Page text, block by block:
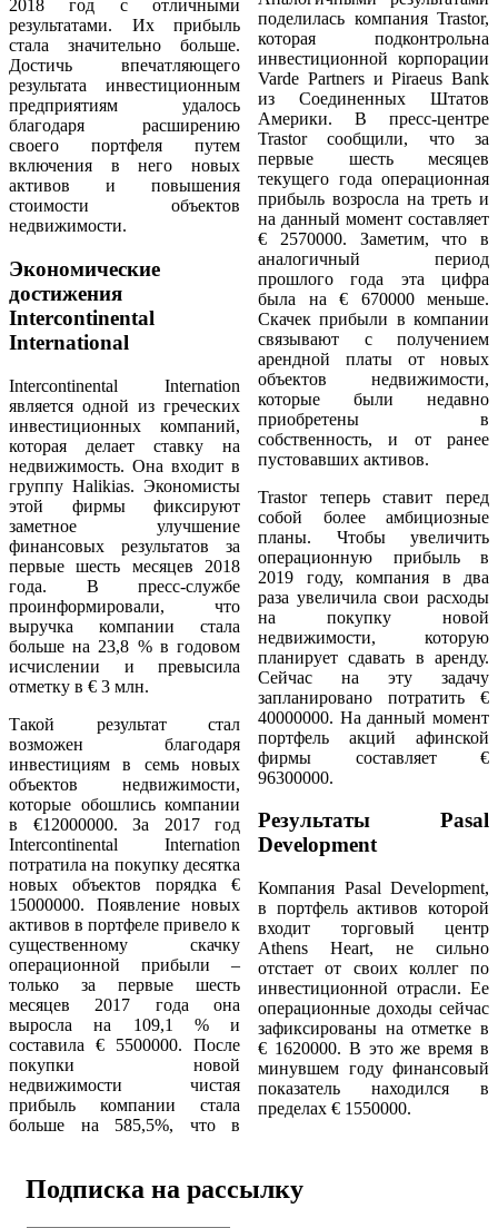
2018 год с отличными
результатами. Их прибыль
стала значительно больше.
Достичь впечатляющего
результата инвестиционным
предприятиям удалось
благодаря расширению
своего портфеля путем
включения в него новых
активов и повышения
стоимости объектов
недвижимости.
Экономические
достижения
Intercontinental
International
Intercontinental Internation
является одной из греческих
инвестиционных компаний,
которая делает ставку на
недвижимость. Она входит в
группу Halikias. Экономисты
этой фирмы фиксируют
заметное улучшение
финансовых результатов за
первые шесть месяцев 2018
года. В пресс-службе
проинформировали, что
выручка компании стала
больше на 23,8 % в годовом
исчислении и превысила
отметку в € 3 млн.
Такой результат стал
возможен благодаря
инвестициям в семь новых
объектов недвижимости,
которые обошлись компании
в €12000000. За 2017 год
Intercontinental Internation
потратила на покупку десятка
новых объектов порядка €
15000000. Появление новых
активов в портфеле привело к
существенному скачку
операционной прибыли –
только за первые шесть
месяцев 2017 года она
выросла на 109,1 % и
составила € 5500000. После
покупки новой
недвижимости чистая
прибыль компании стала
больше на 585,5%, что в
поделилась компания Trastor,
которая подконтрольна
инвестиционной корпорации
Varde Partners и Piraeus Bank
из Соединенных Штатов
Америки. В пресс-центре
Trastor сообщили, что за
первые шесть месяцев
текущего года операционная
прибыль возросла на треть и
на данный момент составляет
€ 2570000. Заметим, что в
аналогичный период
прошлого года эта цифра
была на € 670000 меньше.
Скачек прибыли в компании
связывают с получением
арендной платы от новых
объектов недвижимости,
которые были недавно
приобретены в
собственность, и от ранее
пустовавших активов.
Trastor теперь ставит перед
собой более амбициозные
планы. Чтобы увеличить
операционную прибыль в
2019 году, компания в два
раза увеличила свои расходы
на покупку новой
недвижимости, которую
планирует сдавать в аренду.
Сейчас на эту задачу
запланировано потратить €
40000000. На данный момент
портфель акций афинской
фирмы составляет €
96300000.
Результаты Pasal
Development
Компания Pasal Development,
в портфель активов которой
входит торговый центр
Athens Heart, не сильно
отстает от своих коллег по
инвестиционной отрасли. Ее
операционные доходы сейчас
зафиксированы на отметке в
€ 1620000. В это же время в
минувшем году финансовый
показатель находился в
пределах € 1550000.
Подписка на рассылку